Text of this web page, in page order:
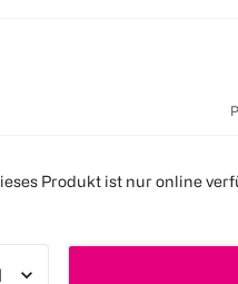
Produkt ist nur online